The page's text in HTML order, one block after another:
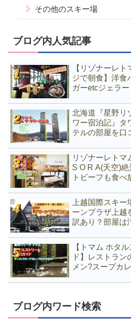
その他のスキー場
ブログ内人気記事
【リゾナーレ
ジで朝食】洋食
ガーetcジェラー
北海道『星野リ
ワー宿泊記』タ
テルの部屋を口
リゾナーレトマ
S O R A(天空)
トビーフも食べ
上越国際スキ
ーンプラザ上越
訳あり？部屋は
【トマム ホタ
ド】レストラン
メン?スープカ
ブログ内ワード検索